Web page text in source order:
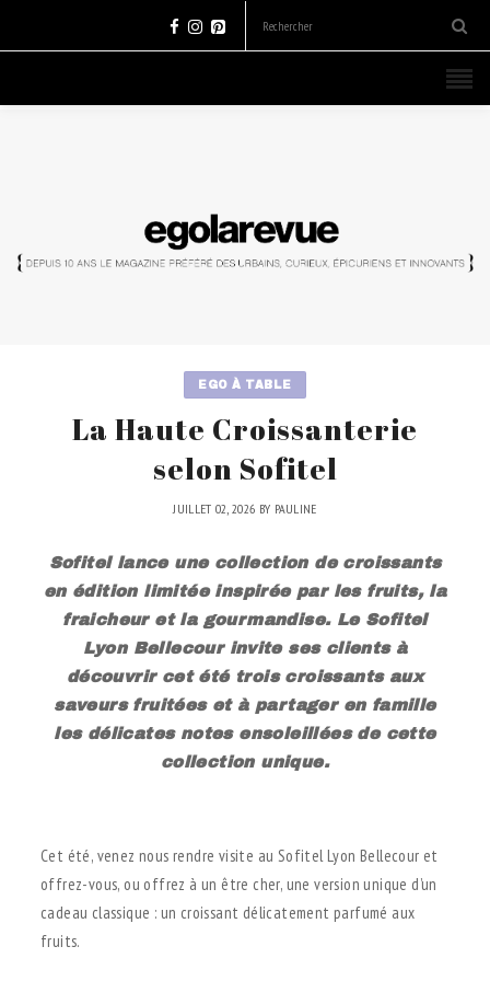
EGO À TABLE
La Haute Croissanterie
selon Sofitel
JUILLET 02, 2026 BY PAULINE
Sofitel lance une collection de croissants
en édition limitée inspirée par les fruits, la
fraicheur et la gourmandise. Le Sofitel
Lyon Bellecour invite ses clients à
découvrir cet été trois croissants aux
saveurs fruitées et à partager en famille
les délicates notes ensoleillées de cette
collection unique.
Cet été, venez nous rendre visite au Sofitel Lyon Bellecour et
offrez-vous, ou offrez à un être cher, une version unique d’un
cadeau classique : un croissant délicatement parfumé aux
fruits.